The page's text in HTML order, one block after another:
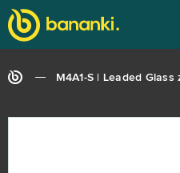
M4A1-S | Leaded